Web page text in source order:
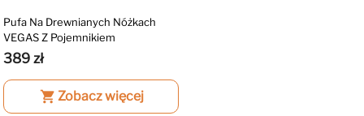
Pufa Na Drewnianych Nóżkach
VEGAS Z Pojemnikiem
389 zł
shopping_cart Zobacz więcej